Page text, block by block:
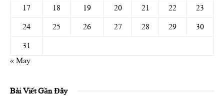
17 18 19 20 21 22 23
24 25 26 27 28 29 30
31
« May
Bài Viết Gần Đây